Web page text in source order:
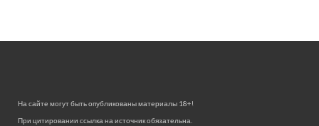
На сайте могут быть опубликованы материалы 18+!
При цитировании ссылка на источник обязательна.